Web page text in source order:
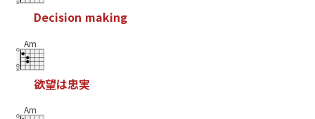
Decision making
Am
欲望は忠実
Am